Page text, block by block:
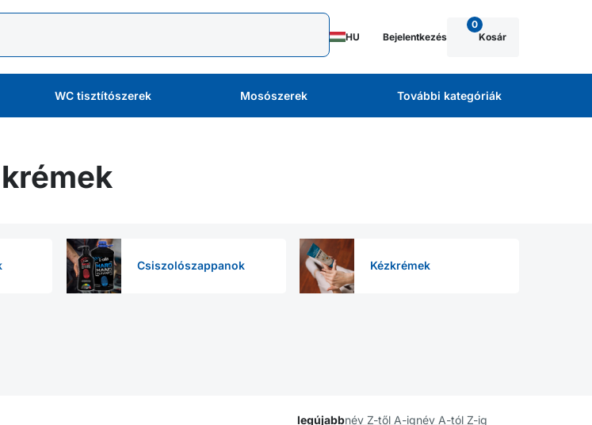
HU Bejelentkezés
0
Kosár
WC tisztítószerek Mosószerek További kategóriák
Csiszolószappanok Kézkrémek
legújabbnév Z-től A-ignév A-tól Z-ig